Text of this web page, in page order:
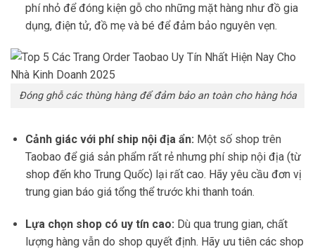
phí nhỏ để đóng kiện gỗ cho những mặt hàng như đồ gia
dụng, điện tử, đồ mẹ và bé để đảm bảo nguyên vẹn.
Đóng ghỗ các thùng hàng để đảm bảo an toàn cho hàng hóa
Cảnh giác với phí ship nội địa ẩn: Một số shop trên
Taobao để giá sản phẩm rất rẻ nhưng phí ship nội địa (từ
shop đến kho Trung Quốc) lại rất cao. Hãy yêu cầu đơn vị
trung gian báo giá tổng thể trước khi thanh toán.
Lựa chọn shop có uy tín cao: Dù qua trung gian, chất
lượng hàng vẫn do shop quyết định. Hãy ưu tiên các shop